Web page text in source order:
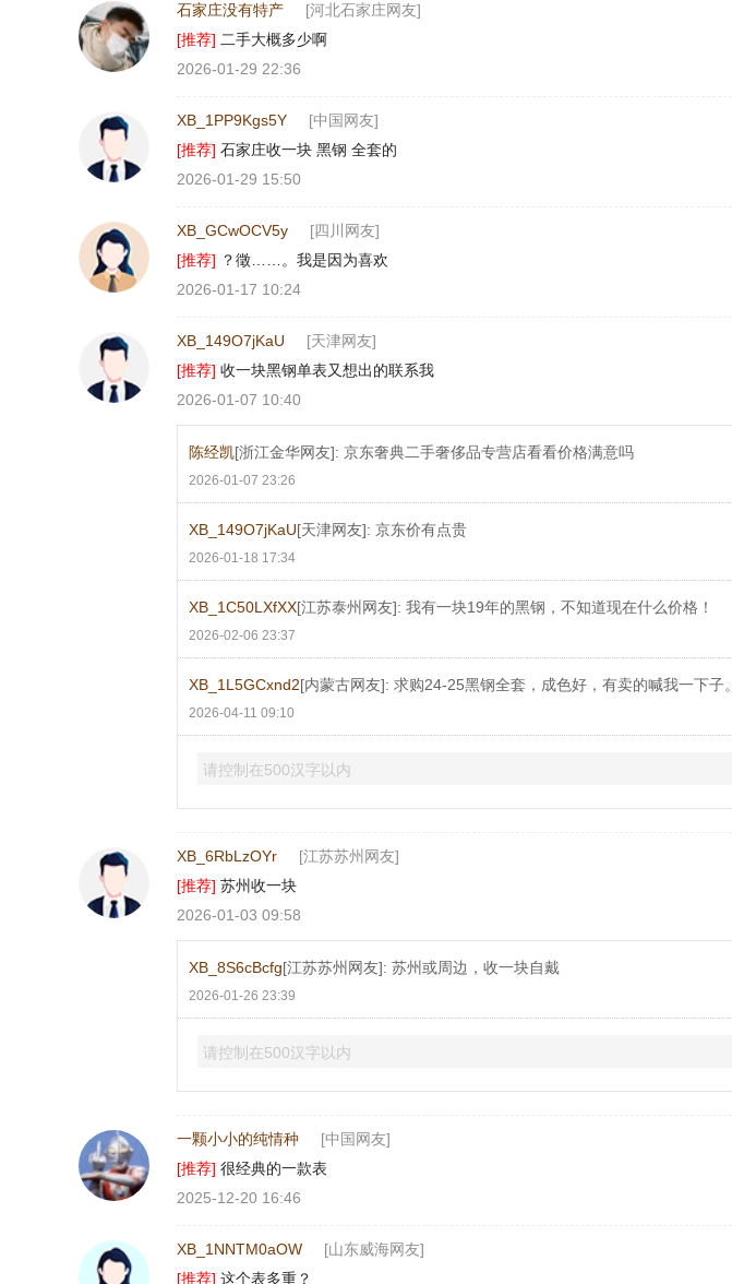
石家庄没有特产
[河北石家庄网友]
[推荐] 二手大概多少啊
2026-01-29 22:36
XB_1PP9Kgs5Y
[中国网友]
[推荐] 石家庄收一块 黑钢 全套的
2026-01-29 15:50
XB_GCwOCV5y
[四川网友]
[推荐] ？徵……。我是因为喜欢
2026-01-17 10:24
XB_149O7jKaU
[天津网友]
[推荐] 收一块黑钢单表又想出的联系我
2026-01-07 10:40
陈经凯[浙江金华网友]: 京东奢典二手奢侈品专营店看看价格满意吗
2026-01-07 23:26
XB_149O7jKaU[天津网友]: 京东价有点贵
2026-01-18 17:34
XB_1C50LXfXX[江苏泰州网友]: 我有一块19年的黑钢，不知道现在什么价格！
2026-02-06 23:37
XB_1L5GCxnd2[内蒙古网友]: 求购24-25黑钢全套，成色好，有卖的喊我一下子。
2026-04-11 09:10
请控制在500汉字以内
XB_6RbLzOYr
[江苏苏州网友]
[推荐] 苏州收一块
2026-01-03 09:58
XB_8S6cBcfg[江苏苏州网友]: 苏州或周边，收一块自戴
2026-01-26 23:39
请控制在500汉字以内
一颗小小的纯情种
[中国网友]
[推荐] 很经典的一款表
2025-12-20 16:46
XB_1NNTM0aOW
[山东威海网友]
[推荐] 这个表多重？